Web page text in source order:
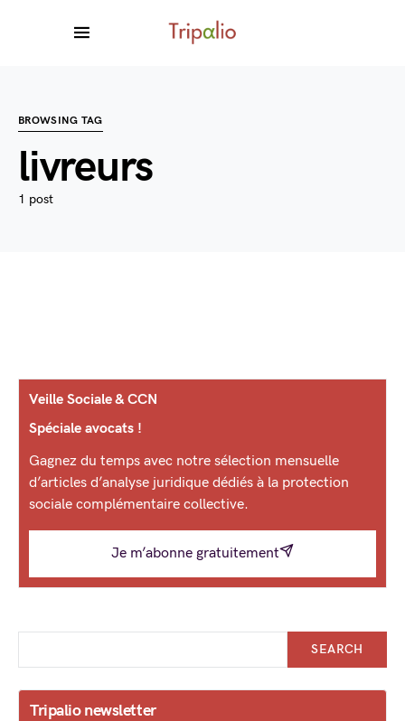
BROWSING TAG
livreurs
1 post
Veille Sociale & CCN
Spéciale avocats !
Gagnez du temps avec notre sélection mensuelle
d’articles d’analyse juridique dédiés à la protection
sociale complémentaire collective.
Je m’abonne gratuitement
SEARCH
Tripalio newsletter